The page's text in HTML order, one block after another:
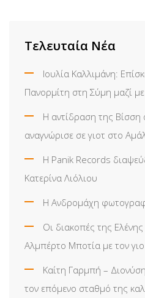
Τελευταία Νέα
Ιουλία Καλλιμάνη:
Πανορμίτη στη Σύμη μαζί
Η αντίδραση της Βίσση
αναγνώρισε σε γιοτ στο
Η Panik Records
Κατερίνα Λιόλιου
Η Ανδρομάχη
Οι διακοπές της
Αλμπέρτο Μποτία με τον
Καίτη Γαρμπή –
τον επόμενο σταθμό της